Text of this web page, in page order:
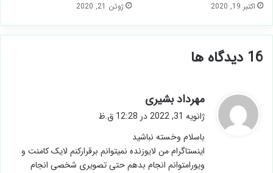
اکتبر 19, 2020 ژوئن 21, 2020
‫16 دیدگاه ها
مهرداد بشیری
ف
:
ژانویه 31, 2022 در 12:28 ق.ظ
باسلام وخسته نباشید
اینستاگرام من لایوزنده نمیتوانم برقرارکنم لایک کامنت و
ویورامتوانم انجام بدهم حتی تصویری شخصی انجام